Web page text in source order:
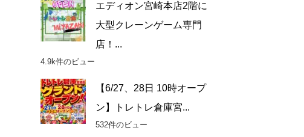
エディオン宮崎本店2階に
大型クレーンゲーム専門
店！...
4.9k件のビュー
【6/27、28日 10時オープ
ン】トレトレ倉庫宮...
532件のビュー